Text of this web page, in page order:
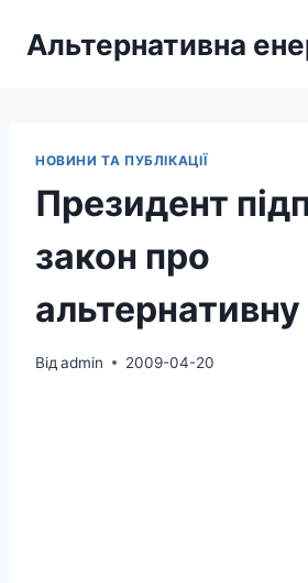
Альтернативна
НОВИНИ ТА ПУБЛІКАЦІЇ
Президент
закон про
Від admin 2009-04-20